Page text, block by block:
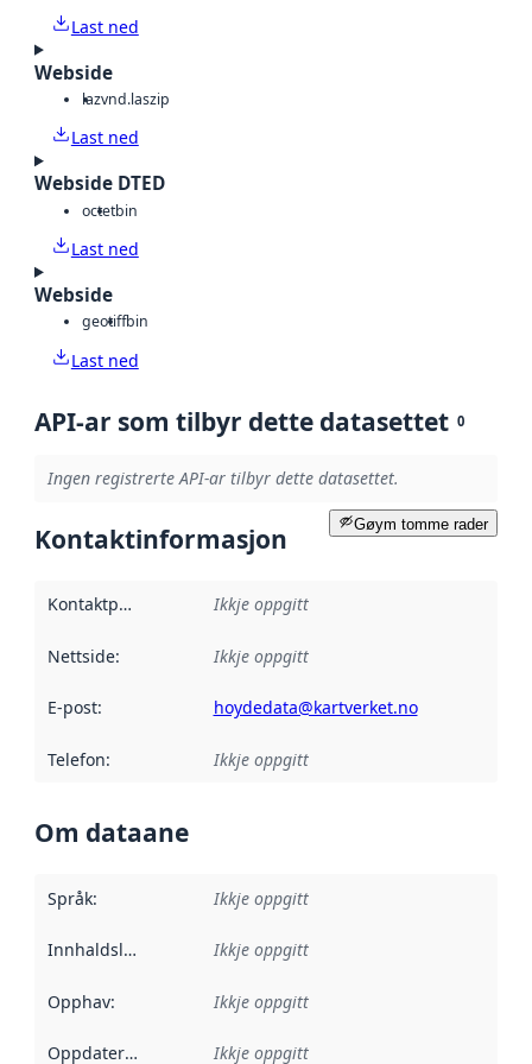
Last ned
Webside
lazvnd.laszip
Last ned
Webside DTED
octetbin
Last ned
Webside
geotiffbin
Last ned
API-ar som tilbyr dette datasettet 0
Ingen registrerte API-ar tilbyr dette datasettet.
Gøym tomme rader
Kontaktinformasjon
Kontaktpunkt Ikkje oppgitt
Nettside: Ikkje oppgitt
E-post: hoydedata@kartverket.no
Telefon: Ikkje oppgitt
Om dataane
Språk: Ikkje oppgitt
Innhaldsleverandørar :
Ikkje oppgitt
Opphav: Ikkje oppgitt
Oppdateringsfrekvens :
Ikkje oppgitt